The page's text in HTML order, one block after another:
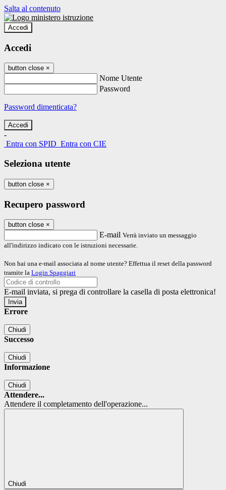
Salta al contenuto
Accedi
Accedi
button close ×
Nome Utente
Password
Password dimenticata?
-
Entra con SPID Entra con CIE
Seleziona utente
button close ×
Recupero password
button close ×
E-mail Verrà inviato un messaggio
all'indirizzo indicato con le istruzioni necessarie.
Non hai una e-mail associata al nome utente? Effettua il reset della password
tramite la Login Spaggiari
E-mail inviata, si prega di controllare la casella di posta elettronica!
Errore
Chiudi
Successo
Chiudi
Informazione
Chiudi
Attendere...
Attendere il completamento dell'operazione...
Chiudi